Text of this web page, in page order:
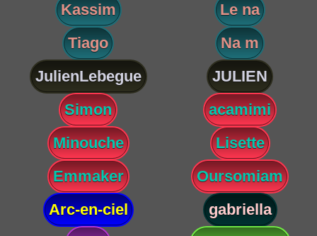
Kassim
Le na
Tiago
Na m
JulienLebegue
JULIEN
Simon
acamimi
Minouche
Lisette
Emmaker
Oursomiam
Arc-en-ciel
gabriella